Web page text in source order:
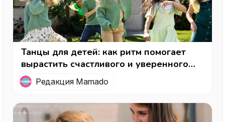
Танцы для детей: как ритм помогает
вырастить счастливого и уверенного
ребенкаРедакция Mamado